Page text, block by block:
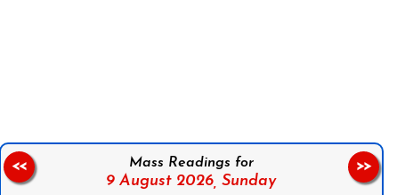
Mass Readings for
9 August 2026, Sunday
<< >>